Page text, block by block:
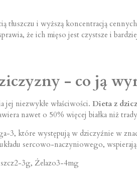
tłuszczu i wyższą koncentracją
że ich mięso jest czystsze i
- co ją
jej niezwykłe właściwości. Dieta z
nawet o 50% więcej białka niż
3, które występują w dziczyźnie w
sercowo-naczyniowego,
3g, Żelazo3-4mg